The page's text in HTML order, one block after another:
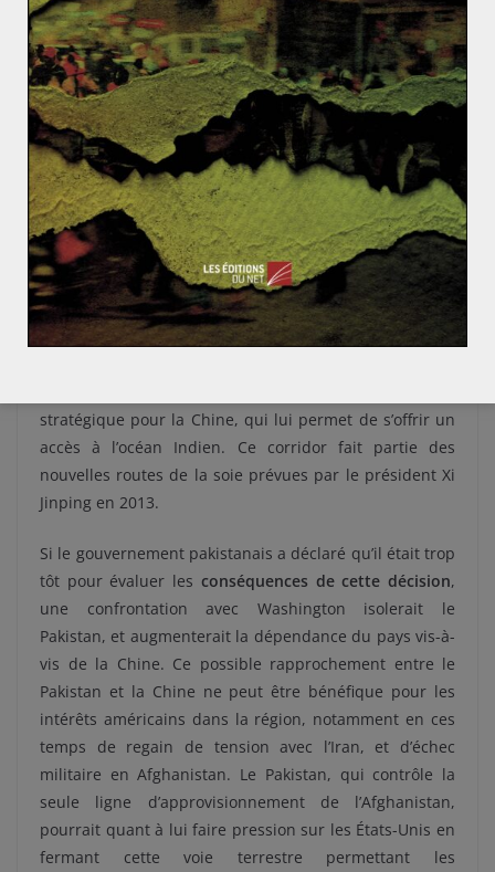
En Asie du Sud, le vainqueur de cette décision est
certainement la Chine. En coupant cette aide, et en
rompant ainsi le partenariat traditionnel avec le
Pakistan, Trump pourrait pousser le pays dans la
sphère d’influence de Pékin et de Moscou.
La Chine a
d’ores et déjà pris la défense du Pakistan , en
reconnaissant la « contribution exceptionnelle » du
pays dans la lutte contre le terrorisme. Le
retournement de Trump arrive à un moment opportun
pour la Chine qui a signé un contrat en 2015 avec le
Pakistan, visant à établir un « corridor économique ».
Cet accord permettra à la Chine d’acheminer
stratégique pour la Chine, qui lui permet de s’offrir un
accès à l’océan Indien. Ce corridor fait partie des
nouvelles routes de la soie prévues par le président Xi
Jinping en 2013.
Si le gouvernement pakistanais a déclaré qu’il était trop
tôt pour évaluer les conséquences de cette décision,
une confrontation avec Washington isolerait le
Pakistan, et augmenterait la dépendance du pays vis-à-
vis de la Chine. Ce possible rapprochement entre le
Pakistan et la Chine ne peut être bénéfique pour les
intérêts américains dans la région, notamment en ces
temps de regain de tension avec l’Iran, et d’échec
militaire en Afghanistan. Le Pakistan, qui contrôle la
seule ligne d’approvisionnement de l’Afghanistan,
pourrait quant à lui faire pression sur les États-Unis en
fermant cette voie terrestre permettant les